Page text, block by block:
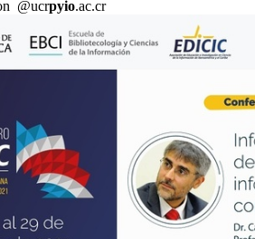
@ucrpyio.ac.cr